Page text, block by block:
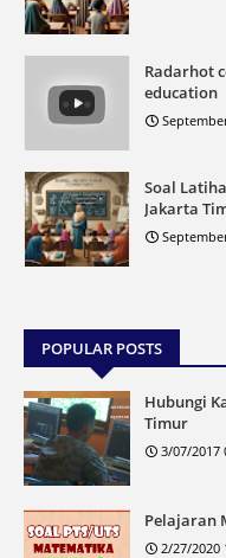
Radarhot
education
Soal
Jakarta
POPULAR POSTS
Hubungi
Timur
3/07/2017
Pelajaran
2/27/2020